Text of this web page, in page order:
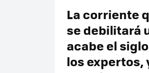
La corriente
se debilitará
acabe el
los expertos,